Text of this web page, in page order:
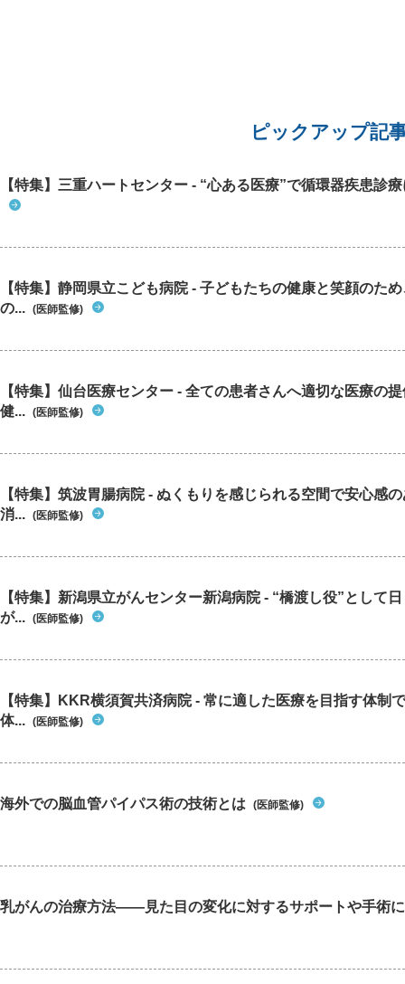
緩めの靴下が履けないということは相当なむくみ
の爪が剥がれた」という連絡もありました。 何
かの病気を見逃されていないか心配です。
ピックアップ記
【特集】三重ハートセンター - “心ある医療”で循環器疾患診
【特集】静岡県立こども病院 - 子どもたちの健康と笑顔のた
の... (医師監修)
【特集】仙台医療センター - 全ての患者さんへ適切な医療の
健... (医師監修)
【特集】筑波胃腸病院 - ぬくもりを感じられる空間で安心感
消... (医師監修)
【特集】新潟県立がんセンター新潟病院 - “橋渡し役”として
が... (医師監修)
【特集】KKR横須賀共済病院 - 常に適した医療を目指す体制
体... (医師監修)
海外での脳血管パイパス術の技術とは (医師監修)
乳がんの治療方法――見た目の変化に対するサポートや手術